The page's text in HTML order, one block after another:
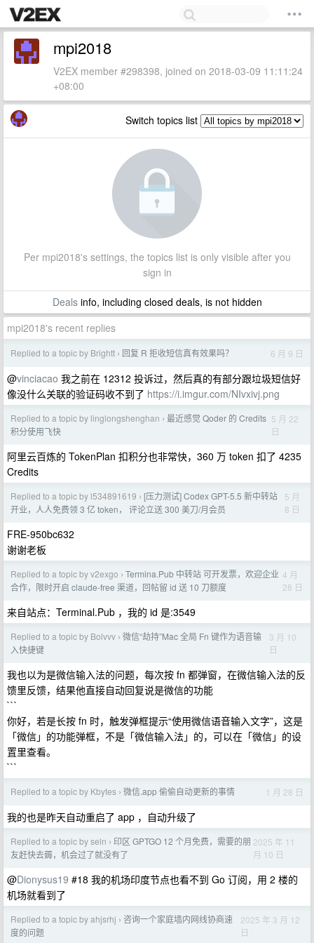
mpi2018
V2EX member #298398, joined on 2018-03-09 11:11:24
+08:00
Switch topics list
Per mpi2018's settings, the topics list is only visible after you
sign in
Dealsinfo, including closed deals, is not hidden
mpi2018's recent replies
Replied to a topic by Brightt › 回复 R 拒收短信真有效果吗？ 6 月 9 日
@vinciacao 我之前在 12312 投诉过，然后真的有部分跟垃圾短信好
像没什么关联的验证码收不到了 https://i.imgur.com/NIvxivj.png
Replied to a topic by linglongshenghan › 最近感觉 Qoder 的 Credits
积分使用飞快
5 月 22
日
阿里云百炼的 TokenPlan 扣积分也非常快，360 万 token 扣了 4235
Credits
Replied to a topic by l534891619 › [压力测试] Codex GPT-5.5 新中转站
开业，人人免费领 3 亿 token， 评论立送 300 美刀/月会员
5 月
8 日
FRE-950bc632
谢谢老板
Replied to a topic by v2exgo › Termina.Pub 中转站 可开发票，欢迎企业
合作，限时开启 claude-free 渠道，回帖留 id 送 10 刀额度
4 月
28 日
来自站点：Terminal.Pub ，我的 id 是:3549
Replied to a topic by Bolvvv › 微信“劫持”Mac 全局 Fn 键作为语音输
入快捷键
3 月 10
日
我也以为是微信输入法的问题，每次按 fn 都弹窗，在微信输入法的反
馈里反馈，结果他直接自动回复说是微信的功能
```
你好，若是长按 fn 时，触发弹框提示“使用微信语音输入文字”，这是
「微信」的功能弹框，不是「微信输入法」的，可以在「微信」的设
置里查看。
```
Replied to a topic by Kbytes › 微信.app 偷偷自动更新的事情 1 月 28 日
我的也是昨天自动重启了 app ，自动升级了
Replied to a topic by seln › 印区 GPTGO 12 个月免费，需要的朋
友赶快去薅，机会过了就没有了
2025 年 11
月 10 日
@Dionysus19 #18 我的机场印度节点也看不到 Go 订阅，用 2 楼的
机场就看到了
Replied to a topic by ahjsrhj › 咨询一个家庭墙内网线协商速
度的问题
2025 年 3 月 12
日